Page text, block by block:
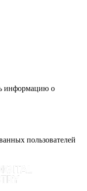
информацию о
пользователей